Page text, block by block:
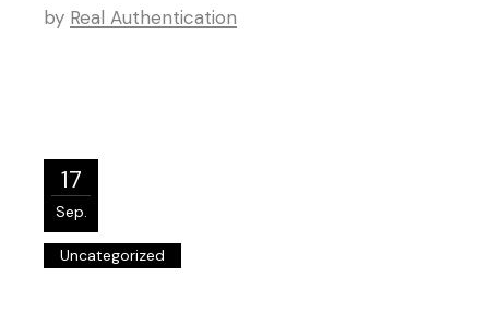
by Real Authentication
17
Sep.
Uncategorized